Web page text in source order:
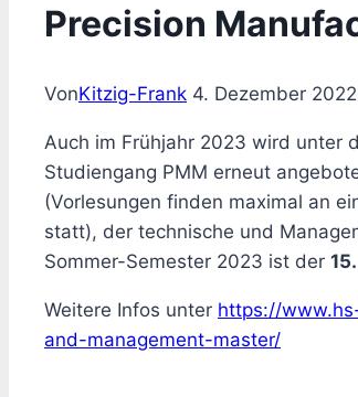
Precision
VonKitzig-Frank 4. Dezember 2022
Auch im Frühjahr 2023 wird unter
Studiengang PMM erneut
(Vorlesungen finden maximal an
statt), der technische und
Sommer-Semester 2023 ist der
Weitere Infos unter https://
and-management-master/